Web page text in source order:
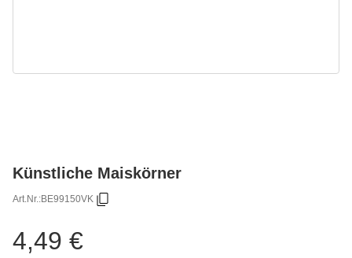
Künstliche Maiskörner
Art.Nr.:BE99150VK
4,49 €